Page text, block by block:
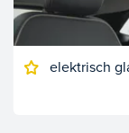
elektrisch